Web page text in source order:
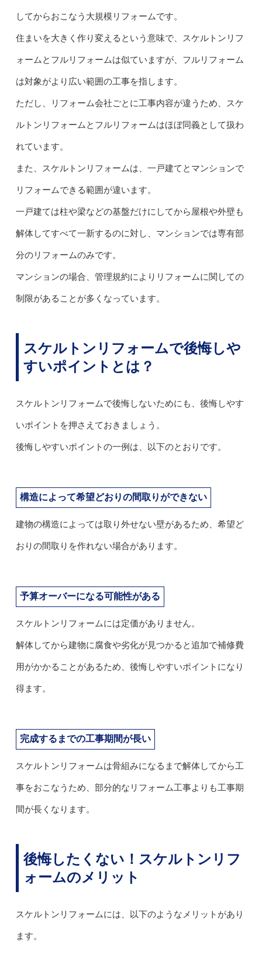
してからおこなう大規模リフォームです。
住まいを大きく作り変えるという意味で、スケルトンリフ
ォームとフルリフォームは似ていますが、フルリフォーム
は対象がより広い範囲の工事を指します。
ただし、リフォーム会社ごとに工事内容が違うため、スケ
ルトンリフォームとフルリフォームはほぼ同義として扱わ
れています。
また、スケルトンリフォームは、一戸建てとマンションで
リフォームできる範囲が違います。
一戸建ては柱や梁などの基盤だけにしてから屋根や外壁も
解体してすべて一新するのに対し、マンションでは専有部
分のリフォームのみです。
マンションの場合、管理規約によりリフォームに関しての
制限があることが多くなっています。
スケルトンリフォームで後悔しや
すいポイントとは？
スケルトンリフォームで後悔しないためにも、後悔しやす
いポイントを押さえておきましょう。
後悔しやすいポイントの一例は、以下のとおりです。
構造によって希望どおりの間取りができない
建物の構造によっては取り外せない壁があるため、希望ど
おりの間取りを作れない場合があります。
予算オーバーになる可能性がある
スケルトンリフォームには定価がありません。
解体してから建物に腐食や劣化が見つかると追加で補修費
用がかかることがあるため、後悔しやすいポイントになり
得ます。
完成するまでの工事期間が長い
スケルトンリフォームは骨組みになるまで解体してから工
事をおこなうため、部分的なリフォーム工事よりも工事期
間が長くなります。
後悔したくない！スケルトンリフ
ォームのメリット
スケルトンリフォームには、以下のようなメリットがあり
ます。